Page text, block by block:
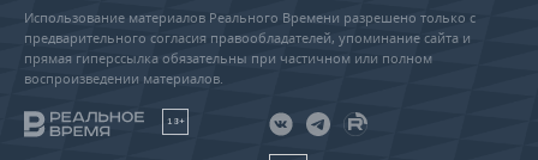
Использование материалов Реального Времени разрешено только с
предварительного согласия правообладателей, упоминание сайта и
прямая гиперссылка обязательны при частичном или полном
воспроизведении материалов.
18+